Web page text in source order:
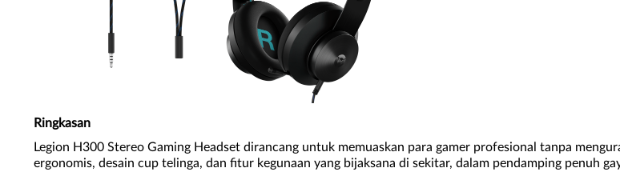
Ringkasan
Legion H300 Stereo Gaming Headset dirancang untuk memuaskan para gamer profesional tanpa
ergonomis, desain cup telinga, dan fitur kegunaan yang bijaksana di sekitar, dalam pendamping penuh